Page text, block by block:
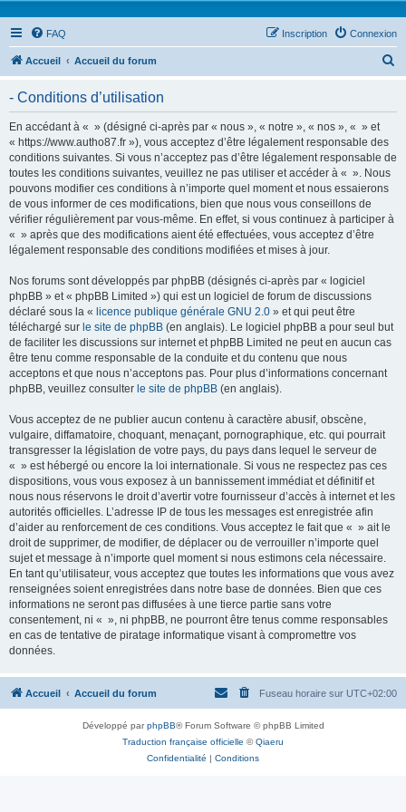
FAQ Connexion
Inscription
Accueil Accueil du forum
- Conditions d’utilisation
En accédant à « » (désigné ci-après par « nous », « notre », « nos », « » et
« https://www.autho87.fr »), vous acceptez d’être légalement responsable des
conditions suivantes. Si vous n’acceptez pas d’être légalement responsable de
toutes les conditions suivantes, veuillez ne pas utiliser et accéder à « ». Nous
pouvons modifier ces conditions à n’importe quel moment et nous essaierons
de vous informer de ces modifications, bien que nous vous conseillons de
vérifier régulièrement par vous-même. En effet, si vous continuez à participer à
« » après que des modifications aient été effectuées, vous acceptez d’être
légalement responsable des conditions modifiées et mises à jour.
Nos forums sont développés par phpBB (désignés ci-après par « logiciel
phpBB » et « phpBB Limited ») qui est un logiciel de forum de discussions
déclaré sous la « licence publique générale GNU 2.0 » et qui peut être
téléchargé sur le site de phpBB (en anglais). Le logiciel phpBB a pour seul but
de faciliter les discussions sur internet et phpBB Limited ne peut en aucun cas
être tenu comme responsable de la conduite et du contenu que nous
acceptons et que nous n’acceptons pas. Pour plus d’informations concernant
phpBB, veuillez consulter le site de phpBB (en anglais).
Vous acceptez de ne publier aucun contenu à caractère abusif, obscène,
vulgaire, diffamatoire, choquant, menaçant, pornographique, etc. qui pourrait
transgresser la législation de votre pays, du pays dans lequel le serveur de
« » est hébergé ou encore la loi internationale. Si vous ne respectez pas ces
dispositions, vous vous exposez à un bannissement immédiat et définitif et
nous nous réservons le droit d’avertir votre fournisseur d’accès à internet et les
autorités officielles. L’adresse IP de tous les messages est enregistrée afin
d’aider au renforcement de ces conditions. Vous acceptez le fait que « » ait le
droit de supprimer, de modifier, de déplacer ou de verrouiller n’importe quel
sujet et message à n’importe quel moment si nous estimons cela nécessaire.
En tant qu’utilisateur, vous acceptez que toutes les informations que vous avez
renseignées soient enregistrées dans notre base de données. Bien que ces
informations ne seront pas diffusées à une tierce partie sans votre
consentement, ni « », ni phpBB, ne pourront être tenus comme responsables
en cas de tentative de piratage informatique visant à compromettre vos
données.
Accueil Accueil du forum Fuseau horaire sur UTC+02:00
Développé parphpBB® Forum Software © phpBB Limited
Traduction française officielle ©Qiaeru
Confidentialité | Conditions